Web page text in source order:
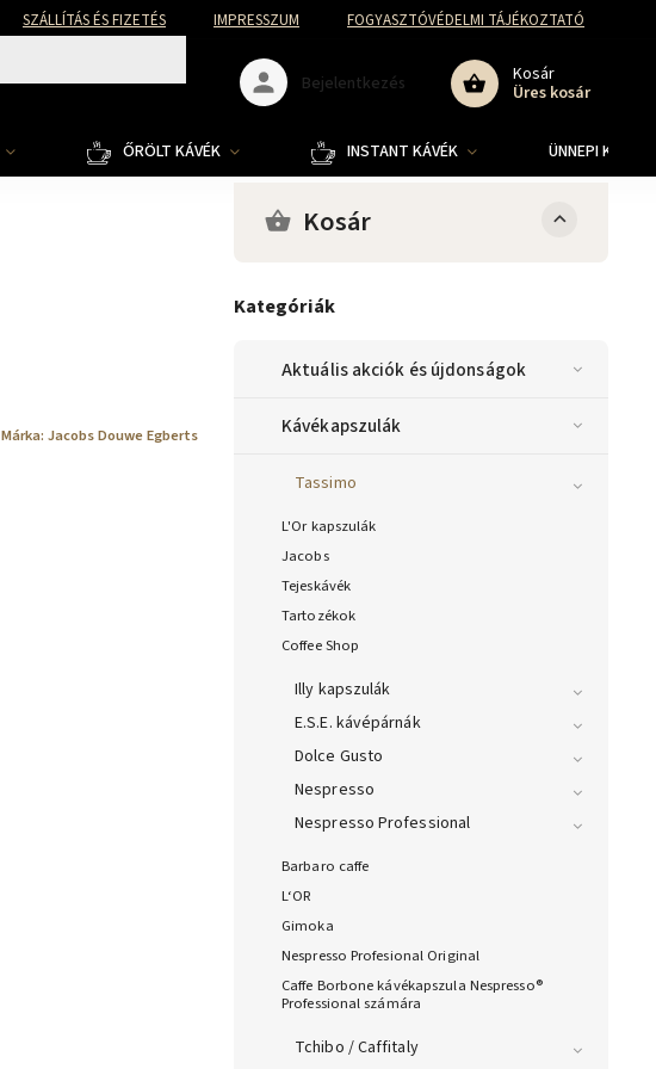
SZÁLLÍTÁS ÉS FIZETÉS IMPRESSZUM FOGYASZTÓVÉDELMI TÁJÉKOZTATÓ
Kosár
Üres kosár
Bejelentkezés
ŐRÖLT KÁVÉK INSTANT KÁVÉK ÜNNEPI
Kosár
Kategóriák
Aktuális akciók és újdonságok
Kávékapszulák
Tassimo
L'Or kapszulák
Jacobs
Tejeskávék
Tartozékok
Coffee Shop
Illy kapszulák
E.S.E. kávépárnák
Dolce Gusto
Nespresso
Nespresso Professional
Barbaro caffe
L‘OR
Gimoka
Nespresso Profesional Original
Caffe Borbone kávékapszula Nespresso®
Professional számára
Tchibo / Caffitaly
Márka: Jacobs Douwe Egberts